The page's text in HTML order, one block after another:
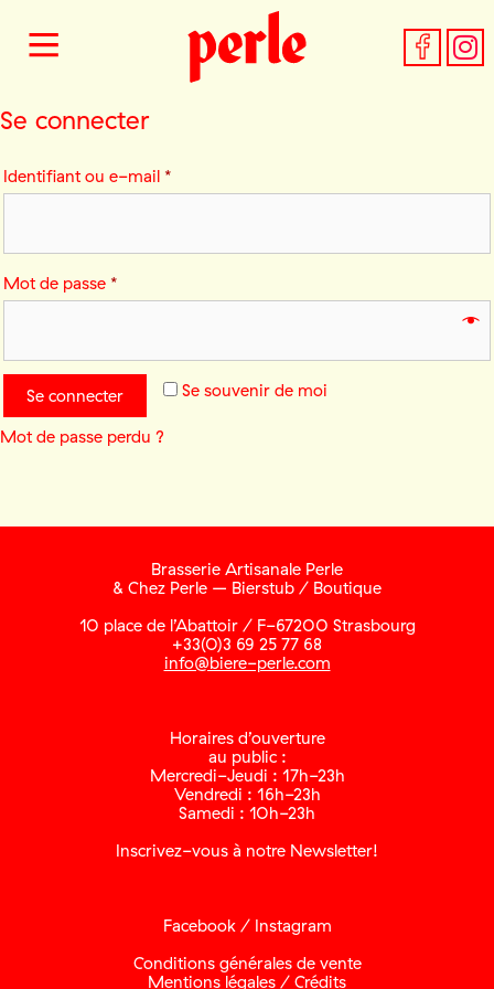
Se connecter
Identifiant ou e-mail *
Mot de passe *
Se souvenir de moi
Se connecter
Mot de passe perdu ?
Brasserie Artisanale Perle
& Chez Perle – Bierstub / Boutique
10 place de l’Abattoir / F-67200 Strasbourg
+33(0)3 69 25 77 68
info@biere-perle.com
Horaires d’ouverture
au public :
Mercredi-Jeudi : 17h-23h
Vendredi : 16h-23h
Samedi : 10h-23h
Inscrivez-vous à notre Newsletter!
Facebook/ Instagram
Conditions générales de vente
Mentions légales / Crédits